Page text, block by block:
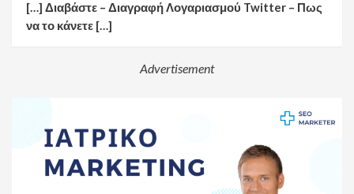
[…] Διαβάστε – Διαγραφή Λογαριασμού Twitter – Πως
να το κάνετε […]
Advertisement